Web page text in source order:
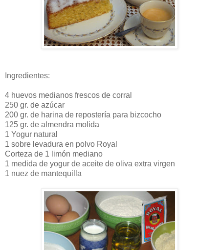
Ingredientes:
4 huevos medianos frescos de corral
250 gr. de azúcar
200 gr. de harina de repostería para bizcocho
125 gr. de almendra molida
1 Yogur natural
1 sobre levadura en polvo Royal
Corteza de 1 limón mediano
1 medida de yogur de aceite de oliva extra virgen
1 nuez de mantequilla